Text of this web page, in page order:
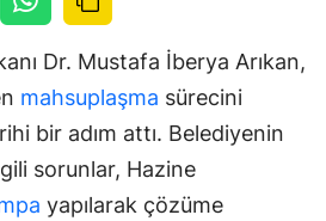
Dr. Mustafa İberya Arıkan,
mahsuplaşma sürecini
bir adım attı. Belediyenin
sorunlar, Hazine
yapılarak çözüme